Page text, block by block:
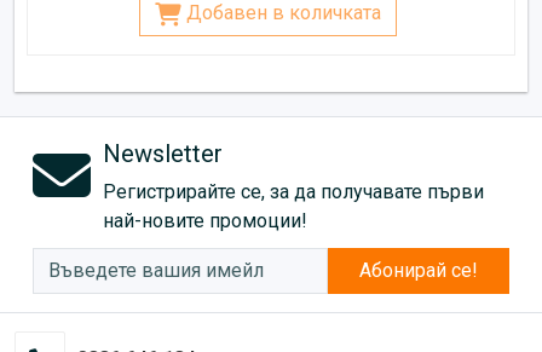
Добавен в количката
Newsletter
Регистрирайте се, за да получавате първи
най-новите промоции!
Абонирай се!